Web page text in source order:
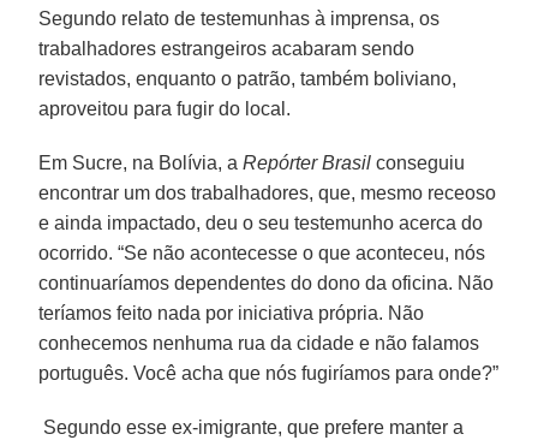
Segundo relato de testemunhas à imprensa, os
trabalhadores estrangeiros acabaram sendo
revistados, enquanto o patrão, também boliviano,
aproveitou para fugir do local.
Em Sucre, na Bolívia, aRepórter Brasil conseguiu
encontrar um dos trabalhadores, que, mesmo receoso
e ainda impactado, deu o seu testemunho acerca do
ocorrido. “Se não acontecesse o que aconteceu, nós
continuaríamos dependentes do dono da oficina. Não
teríamos feito nada por iniciativa própria. Não
conhecemos nenhuma rua da cidade e não falamos
português. Você acha que nós fugiríamos para onde?”
Segundo esse ex-imigrante, que prefere manter a